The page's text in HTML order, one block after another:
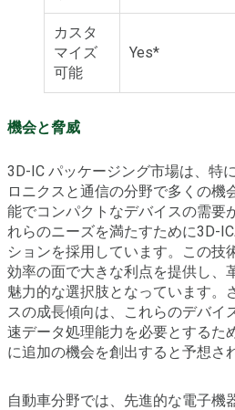
カスタ
マイズ
可能
Yes*
機会と脅威
3D-IC パッケージング市場は、特
ロニクスと通信の分野で多くの機
能でコンパクトなデバイスの需要
れらのニーズを満たすために3D-
ションを採用しています。この技
効率の面で大きな利点を提供し、
魅力的な選択肢となっています。
スの成長傾向は、これらのデバイ
速データ処理能力を必要とするた
に追加の機会を創出すると予想さ
自動車分野では、先進的な電子機